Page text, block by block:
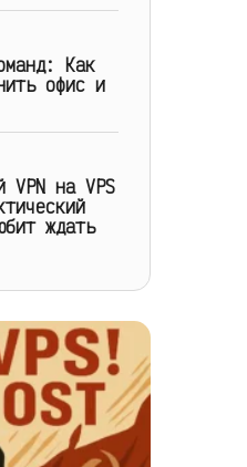
Как
офис и
VPN на VPS
ждать